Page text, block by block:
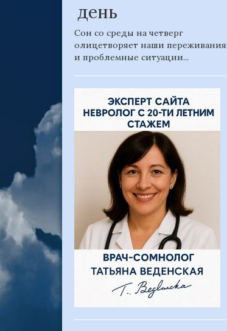
день
Сон со среды на четверг
олицетворяет наши переживания
и проблемные ситуации...